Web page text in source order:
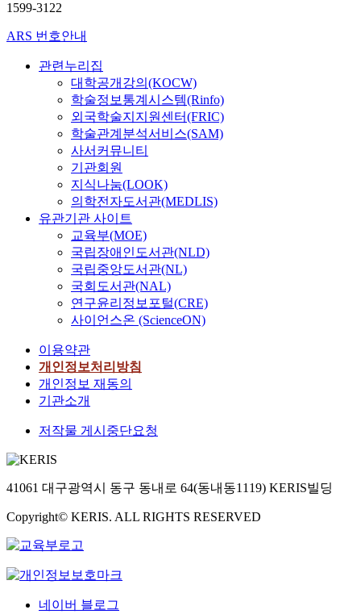
1599-3122
ARS 번호안내
관련누리집
대학공개강의(KOCW)
학술정보통계시스템(Rinfo)
외국학술지지원센터(FRIC)
학술관계분석서비스(SAM)
사서커뮤니티
기관회원
지식나눔(LOOK)
의학전자도서관(MEDLIS)
유관기관 사이트
교육부(MOE)
국립장애인도서관(NLD)
국립중앙도서관(NL)
국회도서관(NAL)
연구윤리정보포털(CRE)
사이언스온 (ScienceON)
이용약관
개인정보처리방침
개인정보 재동의
기관소개
저작물 게시중단요청
41061 대구광역시 동구 동내로 64(동내동1119) KERIS빌딩
Copyright© KERIS. ALL RIGHTS RESERVED
네이버 블로그